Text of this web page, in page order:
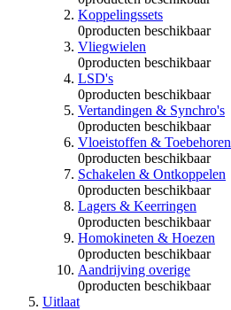
Koppelingssets
0producten beschikbaar
Vliegwielen
0producten beschikbaar
LSD's
0producten beschikbaar
Vertandingen & Synchro's
0producten beschikbaar
Vloeistoffen & Toebehoren
0producten beschikbaar
Schakelen & Ontkoppelen
0producten beschikbaar
Lagers & Keerringen
0producten beschikbaar
Homokineten & Hoezen
0producten beschikbaar
Aandrijving overige
0producten beschikbaar
Uitlaat